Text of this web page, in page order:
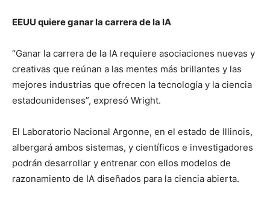
EEUU quiere ganar la carrera de la IA
“Ganar la carrera de la IA requiere asociaciones nuevas y
creativas que reúnan a las mentes más brillantes y las
mejores industrias que ofrecen la tecnología y la ciencia
estadounidenses”, expresó Wright.
El Laboratorio Nacional Argonne, en el estado de Illinois,
albergará ambos sistemas, y científicos e investigadores
podrán desarrollar y entrenar con ellos modelos de
razonamiento de IA diseñados para la ciencia abierta.